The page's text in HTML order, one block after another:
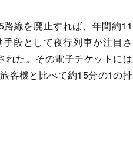
線を廃止すれば、年間約11
段として夜行列車が注目さ
れた。その電子チケットには
客機と比べて約15分の1の排